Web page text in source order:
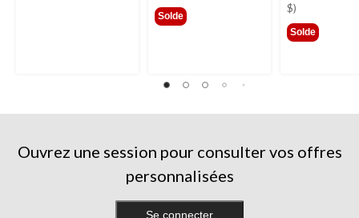
Solde
$)
Solde
Ouvrez une session pour consulter vos offres
personnalisées
Se connecter